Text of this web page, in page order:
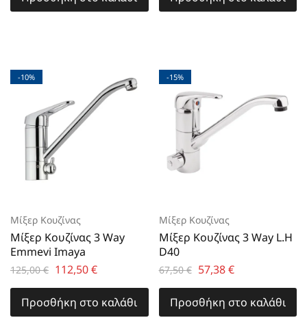
-10%
Μίξερ Κουζίνας
Μίξερ Κουζίνας 3 Way
Emmevi Imaya
125,00€ 112,50€
Προσθήκη στο καλάθι
-15%
Μίξερ Κουζίνας
Μίξερ Κουζίνας 3 Way L.H
D40
67,50€ 57,38€
Προσθήκη στο καλάθι